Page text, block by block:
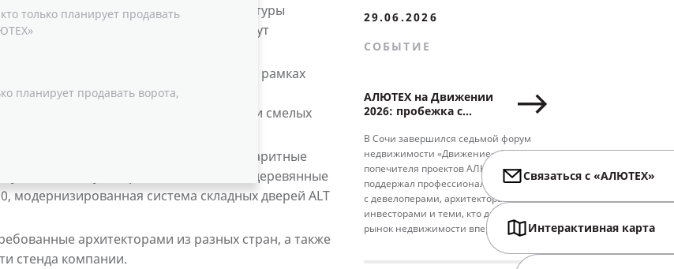
только планирует продавать
планирует продавать ворота,
идеи и трендовые решения для архитектуры
и успешных компаний со всего мира будут
в масштабном форуме в третий раз. В рамках
международной аудитории как уже
свои новые разработки для реализации смелых
куполов ALT USKL60, крупногабаритные
«умного» доступа, премиальные алюмодеревянные
модернизированная система складных дверей ALT
архитекторами из разных стран, а также
стенда компании.
29.06.2026
СОБЫТИЕ
АЛЮТЕХ на Движении
2026: пробежка с
сессии и новые
партнерства
В Сочи завершился седьмой форум
недвижимости «Движение». В статусе
попечителя проектов АЛЮТЕХ
поддержал профессиональный диалог
с девелоперами, архитекторами,
инвесторами и теми, кто двигает
рынок недвижимости вперед.
Связаться с «АЛЮТЕХ»
Интерактивная карта